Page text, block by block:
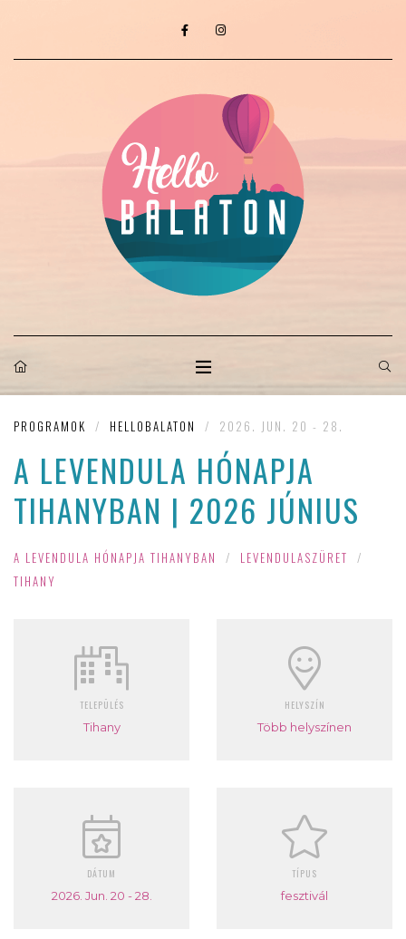
PROGRAMOK / HELLOBALATON / 2026. JUN. 20 - 28.
A LEVENDULA HÓNAPJA
TIHANYBAN | 2026 JÚNIUS
A LEVENDULA HÓNAPJA TIHANYBAN / LEVENDULASZÜRET
/
TIHANY
TELEPÜLÉS
Tihany
HELYSZÍN
Több helyszínen
DÁTUM
2026. Jun. 20 - 28.
TÍPUS
fesztivál